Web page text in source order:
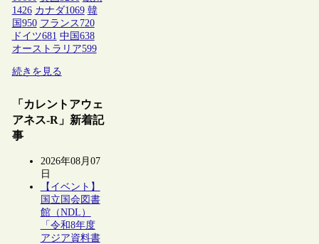
1426 カナダ1069 韓
国 950 フランス 720
ドイツ681 中国 638
オーストラリア599
続きを見る
「カレントアウェ
アネス-R」新着記
事
2026年08月07
日
【イベント】
国立国会図書
館（NDL）
「令和8年度
アジア資料書